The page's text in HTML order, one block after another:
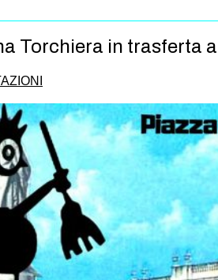
Torchiera in trasferta